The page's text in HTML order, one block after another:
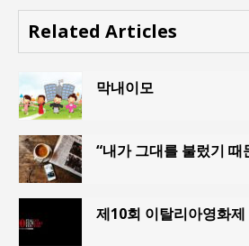
Related Articles
막내이모
“내가 그대를 불렀기 때
제10회 이탈리아영화제